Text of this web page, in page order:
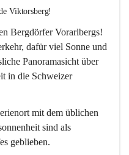
Viktorsberg!
Bergdörfer Vorarlbergs!
dafür viel Sonne und
Panoramasicht über
in die Schweizer
mit dem üblichen
sind als
geblieben.